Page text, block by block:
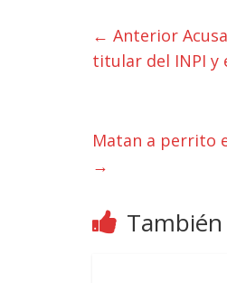
← Anterior
titular del INPI y
Matan a perrito
→